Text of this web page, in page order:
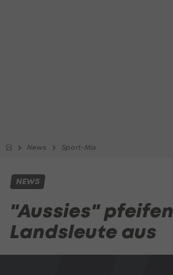
News Sport-Mix
NEWS
"Aussies" pfeifen
Landsleute aus